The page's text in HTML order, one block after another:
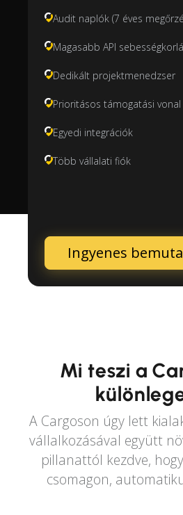
Audit naplók (7 éves
Magasabb API
Dedikált projektmenedzser
Prioritásos támogatási vonal
Egyedi integrációk
Több vállalati fiók
Ingyenes
Mi teszi a
A Cargoson úgy lett
vállalkozásával együtt
pillanattól kezdve,
csomagon,